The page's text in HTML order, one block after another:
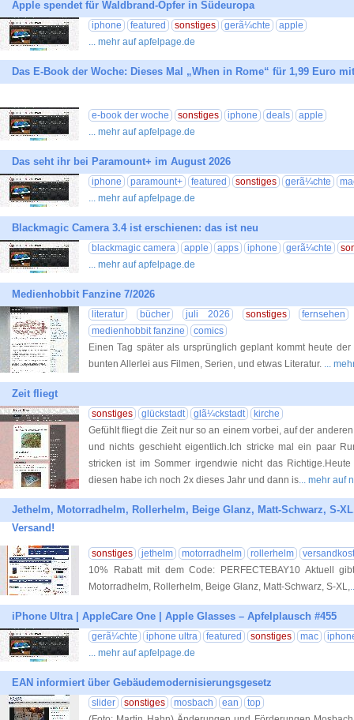
Apple spendet für Waldbrand-Opfer in Südeuropa
iphone featured sonstiges gerã¼chte
apple
... mehr auf apfelpage.de
Das E-Book der Woche: Dieses Mal „When in Rome“ für 1,99 Euro
e-book der woche sonstiges iphone deals
apple
... mehr auf apfelpage.de
Das seht ihr bei Paramount+ im August 2026
iphone paramount+ featured sonstiges gerã¼chte
... mehr auf apfelpage.de
Blackmagic Camera 3.4 ist erschienen: das ist neu
blackmagic camera apple apps iphone gerã¼chte
... mehr auf apfelpage.de
Medienhobbit Fanzine 7/2026
literatur bücher juli 2026 sonstiges
fernsehen
medienhobbit fanzine
comics
Einen Tag später als ursprünglich geplant kommt heute
bunten Allerlei aus Filmen, Serien, und etwas Literatur. ...
Zeit fliegt
sonstiges glückstadt glã¼ckstadt
kirche
Gefühlt fliegt die Zeit nur so an einem vorbei, auf der
und nichts geschieht eigentlich.Ich stricke mal ein paar
stricken ist im Sommer irgendwie nicht das
diesen habe ich noch 2x dieses Jahr und dann is... mehr auf
Jethelm, Motorradhelm, Rollerhelm, Beige Glanz, Matt-Schwarz, S-
Versand!
sonstiges jethelm motorradhelm rollerhelm
10% Rabatt mit dem Code: PERFECTEBAY10 Aktuell
Motorradhelm, Rollerhelm, Beige Glanz, Matt-Schwarz, S-XL,
iPhone Ultra | AppleCare One | Apple Glasses – Apfelplausch #455
gerã¼chte iphone ultra featured sonstiges mac
... mehr auf apfelpage.de
EAN informiert über Gebäudemodernisierungsgesetz
slider sonstiges mosbach ean
top